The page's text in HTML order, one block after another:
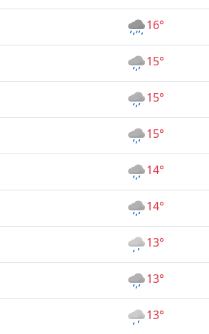
16°
15°
15°
15°
14°
14°
13°
13°
13°